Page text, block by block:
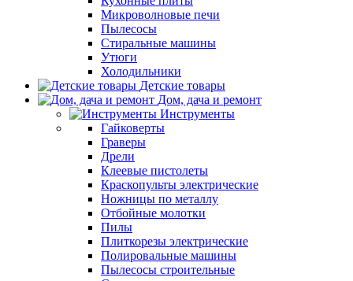
Микроволновые печи
Пылесосы
Стиральные машины
Утюги
Холодильники
Детские товары
Дом, дача и ремонт
Инструменты
Гайковерты
Граверы
Дрели
Клеевые пистолеты
Краскопульты электрические
Ножницы по металлу
Отбойные молотки
Пилы
Плиткорезы электрические
Полировальные машины
Пылесосы строительные